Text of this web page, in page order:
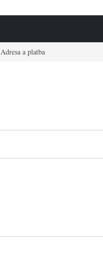
Adresa a platba